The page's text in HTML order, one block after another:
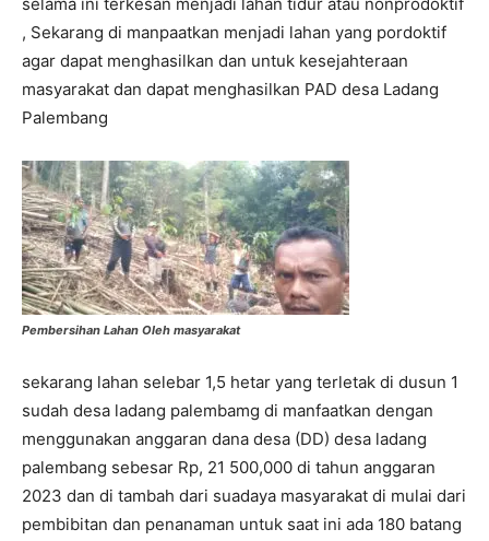
, Sekarang di manpaatkan menjadi lahan yang pordoktif
agar dapat menghasilkan dan untuk kesejahteraan
masyarakat dan dapat menghasilkan PAD desa Ladang
Palembang
Pembersihan Lahan Oleh masyarakat
sekarang lahan selebar 1,5 hetar yang terletak di dusun 1
sudah desa ladang palembamg di manfaatkan dengan
menggunakan anggaran dana desa (DD) desa ladang
palembang sebesar Rp, 21 500,000 di tahun anggaran
2023 dan di tambah dari suadaya masyarakat di mulai dari
pembibitan dan penanaman untuk saat ini ada 180 batang